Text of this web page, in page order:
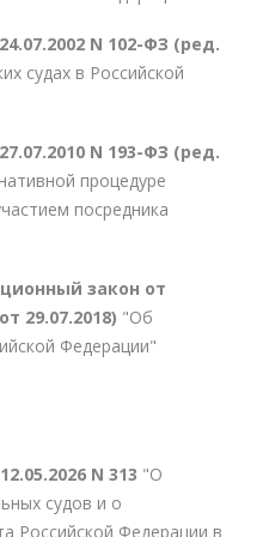
N 102-ФЗ (ред.
судах в Российской
N 193-ФЗ (ред.
процедуре
посредника
закон от
29.07.2018) "Об
Федерации"
N 313 "О
судов и о
Российской Федерации в